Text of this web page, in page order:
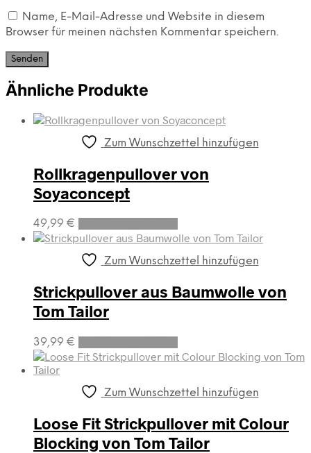
Name, E-Mail-Adresse und Website in diesem
Browser für meinen nächsten Kommentar speichern.
Ähnliche Produkte
Zum Wunschzettel hinzufügen
Rollkragenpullover von
Soyaconcept
49,99 €
Dieses
Produkt
mehrere
auf.
Die
auf
der
werden
Zum Wunschzettel hinzufügen
Strickpullover aus Baumwolle von
Tom Tailor
39,99 €
Dieses
Produkt
weist
Varianten
Die
Optionen
können
Zum Wunschzettel hinzufügen
Loose Fit Strickpullover mit Colour
Blocking von Tom Tailor